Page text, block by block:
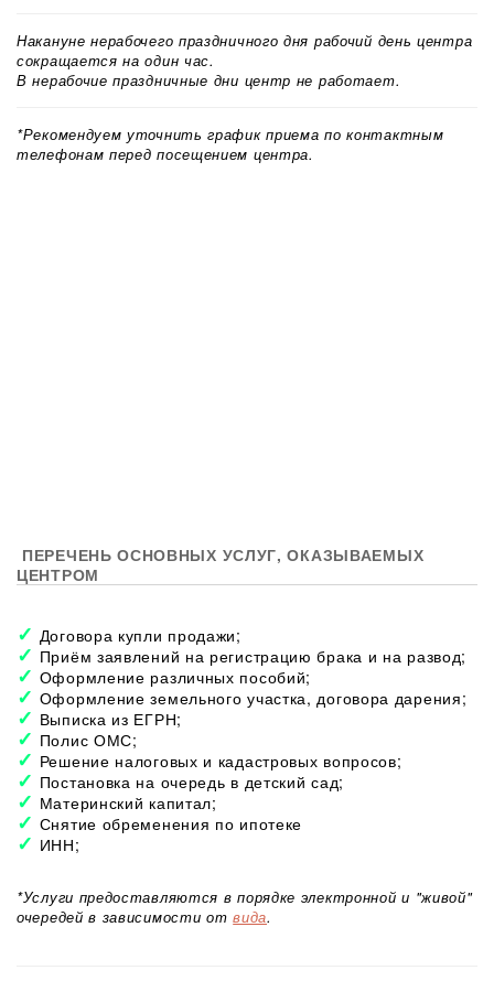
Накануне нерабочего праздничного дня рабочий день центра
сокращается на один час.
В нерабочие праздничные дни центр не работает.
*Рекомендуем уточнить график приема по контактным
телефонам перед посещением центра.
ПЕРЕЧЕНЬ ОСНОВНЫХ УСЛУГ, ОКАЗЫВАЕМЫХ
ЦЕНТРОМ
Договора купли продажи;
Приём заявлений на регистрацию брака и на развод;
Оформление различных пособий;
Оформление земельного участка, договора дарения;
Выписка из ЕГРН;
Полис ОМС;
Решение налоговых и кадастровых вопросов;
Постановка на очередь в детский сад;
Материнский капитал;
Снятие обременения по ипотеке
ИНН;
*Услуги предоставляются в порядке электронной и "живой"
очередей в зависимости отвида.